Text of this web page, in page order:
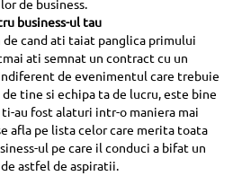
de business.
business-ul tau
de cand ati taiat panglica primului
ati semnat un contract cu un
de evenimentul care trebuie
tine si echipa ta de lucru, este bine
au fost alaturi intr-o maniera mai
afla pe lista celor care merita toata
ul pe care il conduci a bifat un
astfel de aspiratii.